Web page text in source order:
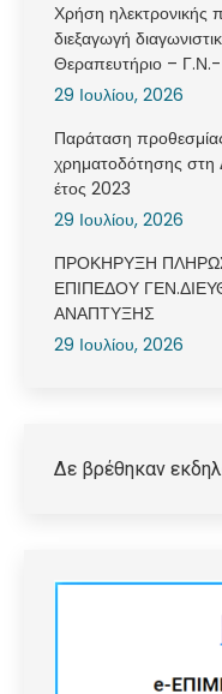
Χρήση ηλεκτρονικής
διεξαγωγή
Θεραπευτήριο –
29 Ιουλίου, 2026
Παράταση
χρηματοδότησης στη
έτος 2023
29 Ιουλίου, 2026
ΠΡΟΚΗΡΥΞΗ
ΕΠΙΠΕΔΟΥ
ΑΝΑΠΤΥΞΗΣ
29 Ιουλίου, 2026
Δε βρέθηκαν